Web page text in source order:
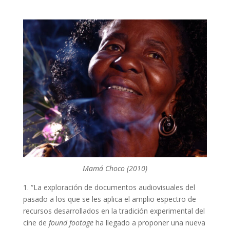
Mamá Choco (2010)
1. “La exploración de documentos audiovisuales del
pasado a los que se les aplica el amplio espectro de
recursos desarrollados en la tradición experimental del
cine de found footage ha llegado a proponer una nueva